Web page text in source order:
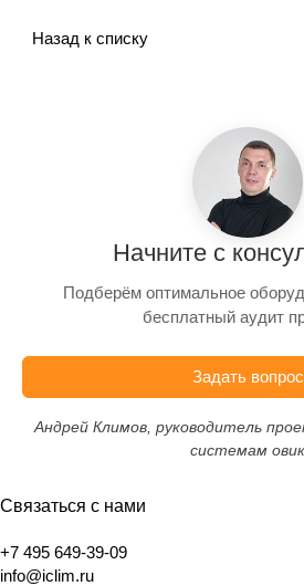
Назад к списку
Начните с
Подберём оптимальное
бесплатный аудит
Задать вопрос
Андрей Климов, руководитель
системам овик
Связаться с нами
+7 495 649-39-09
info@iclim.ru